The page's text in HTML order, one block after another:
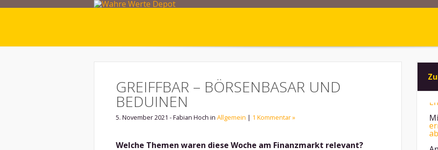
GREIFFBAR – BÖRSENBASAR UND
BEDUINEN
5. November 2021 - Fabian Hoch in Allgemein | 1 Kommentar »
Welche Themen waren diese Woche am Finanzmarkt relevant?